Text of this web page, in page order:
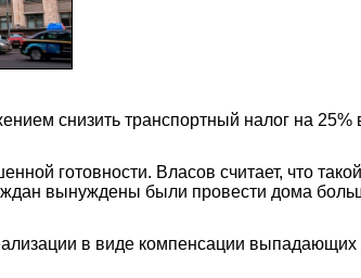
снизить транспортный налог на 25%
готовности. Власов считает, что
вынуждены были провести дома
в виде компенсации